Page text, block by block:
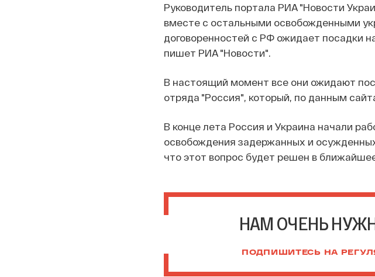
Руководитель портала РИА "Новости
вместе с остальными освобожденными
договоренностей с РФ ожидает посадки
пишет РИА "Новости".
В настоящий момент все они ожидают
отряда "Россия", который, по данным
В конце лета Россия и Украина начали
освобождения задержанных и
что этот вопрос будет решен в
НАМ ОЧЕНЬ
ПОДПИШИТЕСЬ НА